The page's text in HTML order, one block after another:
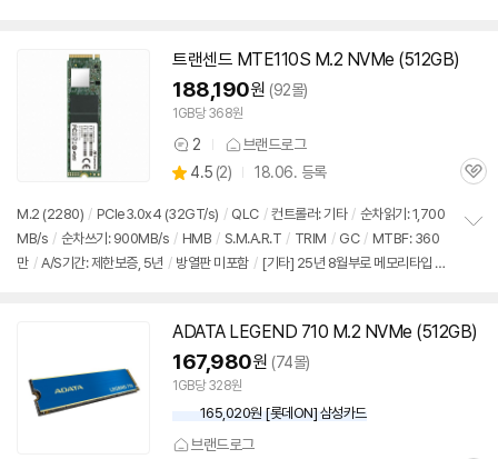
트랜센드 MTE110S M.2 NVMe (512GB)
188,190원 (92몰)
1GB당 368원
상
품
견
2 브랜드로그
별
점
4.5 (상
리
뷰
2) 18.06. 등록
관
M.2 (2280) / PCIe3.0x4 (32GT/s) / QLC / 컨트롤러: 기타 / 순차읽기: 1,700
MB/s / 순차쓰기: 900MB/s / HMB / S.M.A.R.T / TRIM / GC / MTBF: 360
만 / A/S기간: 제한보증, 5년 / 방열판 미포함 / [기타] 25년 8월부로 메모리타입 변
기
ADATA LEGEND 710 M.2 NVMe (512GB)
167,980원 (74몰)
1GB당 328원
165,020원 [롯데ON] 삼성카드
브랜드로그